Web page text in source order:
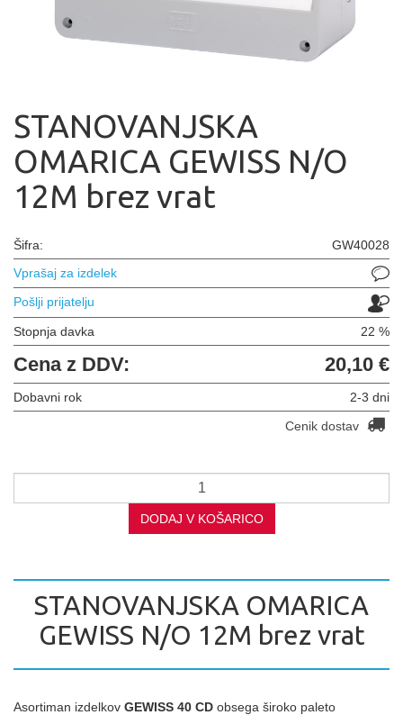
STANOVANJSKA
OMARICA GEWISS N/O
12M brez vrat
Šifra:
GW40028
Vprašaj za izdelek
Pošlji prijatelju
Stopnja davka 22 %
Cena z DDV: 20,10 €
Dobavni rok
2-3 dni
Cenik dostav
DODAJ V KOŠARICO
STANOVANJSKA OMARICA
GEWISS N/O 12M brez vrat
Asortiman izdelkov GEWISS 40 CD obsega široko paleto